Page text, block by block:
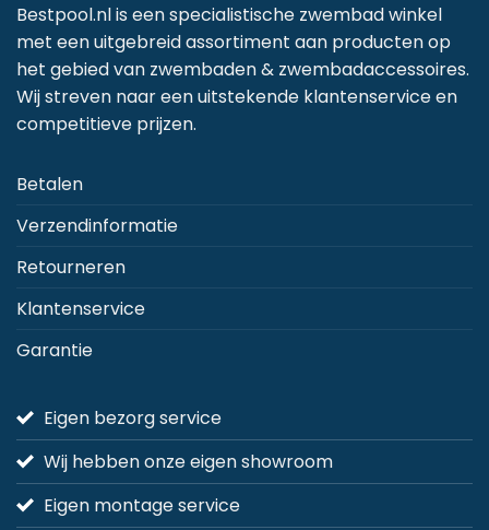
Bestpool.nl is een specialistische zwembad winkel
met een uitgebreid assortiment aan producten op
het gebied van zwembaden & zwembadaccessoires.
Wij streven naar een uitstekende klantenservice en
competitieve prijzen.
Betalen
Verzendinformatie
Retourneren
Klantenservice
Garantie
Eigen bezorg service
Wij hebben onze eigen showroom
Eigen montage service